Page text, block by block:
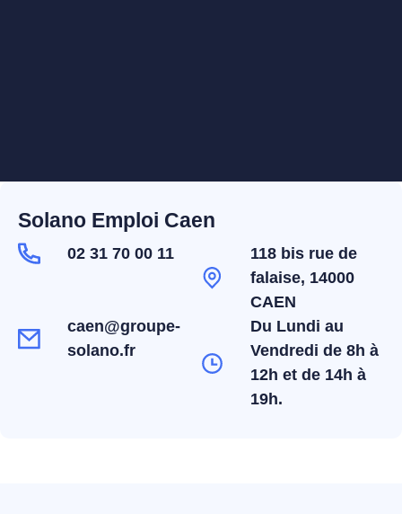
Solano Emploi Caen
02 31 70 00 11
118 bis rue de
falaise, 14000
CAEN
caen@groupe-
solano.fr
Du Lundi au
Vendredi de 8h à
12h et de 14h à
19h.